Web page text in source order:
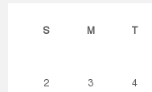
S M T
2 3 4